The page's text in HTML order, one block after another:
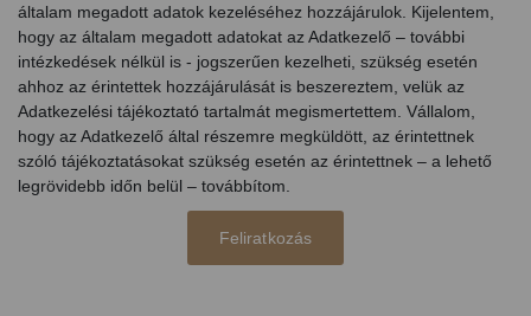
általam megadott adatok kezeléséhez hozzájárulok. Kijelentem,
hogy az általam megadott adatokat az Adatkezelő – további
intézkedések nélkül is - jogszerűen kezelheti, szükség esetén
ahhoz az érintettek hozzájárulását is beszereztem, velük az
Adatkezelési tájékoztató tartalmát megismertettem. Vállalom,
hogy az Adatkezelő által részemre megküldött, az érintettnek
szóló tájékoztatásokat szükség esetén az érintettnek – a lehető
legrövidebb időn belül – továbbítom.
Feliratkozás